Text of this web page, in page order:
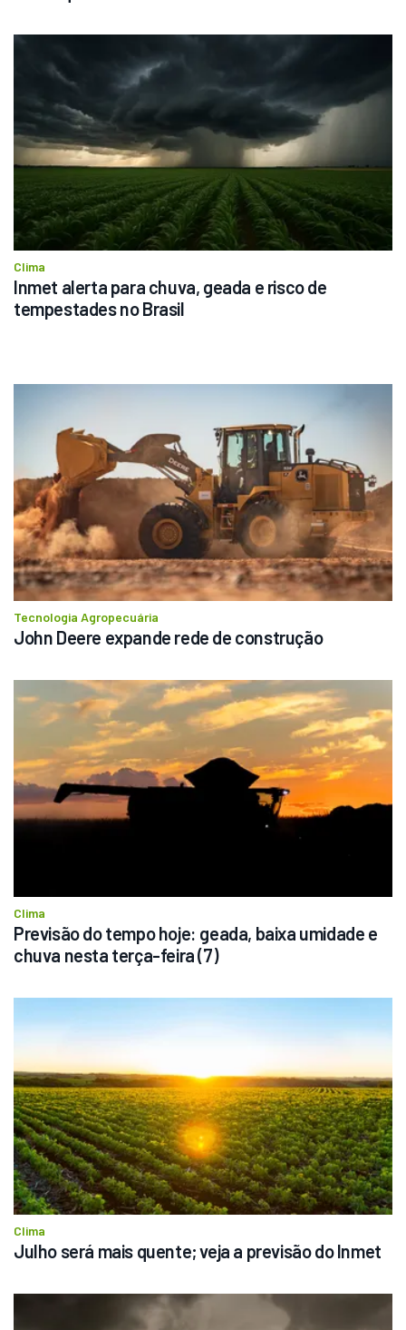
Clima
Inmet alerta para chuva, geada e risco de
tempestades no Brasil
Tecnologia Agropecuária
John Deere expande rede de construção
Clima
Previsão do tempo hoje: geada, baixa umidade e
chuva nesta terça-feira (7)
Clima
Julho será mais quente; veja a previsão do Inmet